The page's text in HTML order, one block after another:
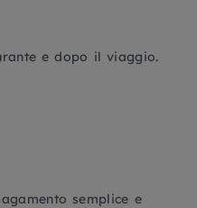
e dopo il viaggio.
semplice e